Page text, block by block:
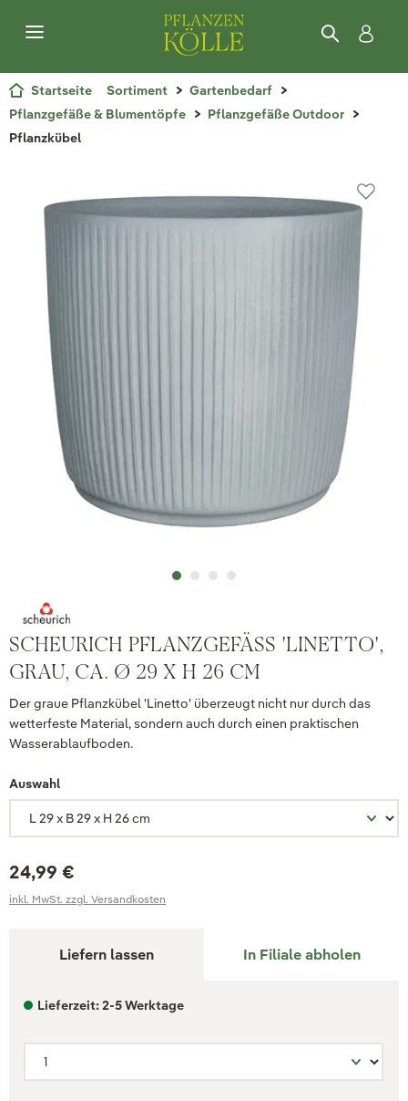
Startseite Sortiment
Gartenbedarf
Pflanzgefäße & Blumentöpfe
Pflanzgefäße Outdoor
Pflanzkübel
SCHEURICH PFLANZGEFÄSS 'LINETTO', G
RAU, CA. Ø 29 X H 26 CM
Der graue Pflanzkübel 'Linetto' überzeugt nicht nur durch das
wetterfeste Material, sondern auch durch einen praktischen
Wasserablaufboden.
Auswahl
24,99 €
inkl. MwSt. zzgl. Versandkosten
Liefern lassen In Filiale abholen
Lieferzeit: 2-5 Werktage